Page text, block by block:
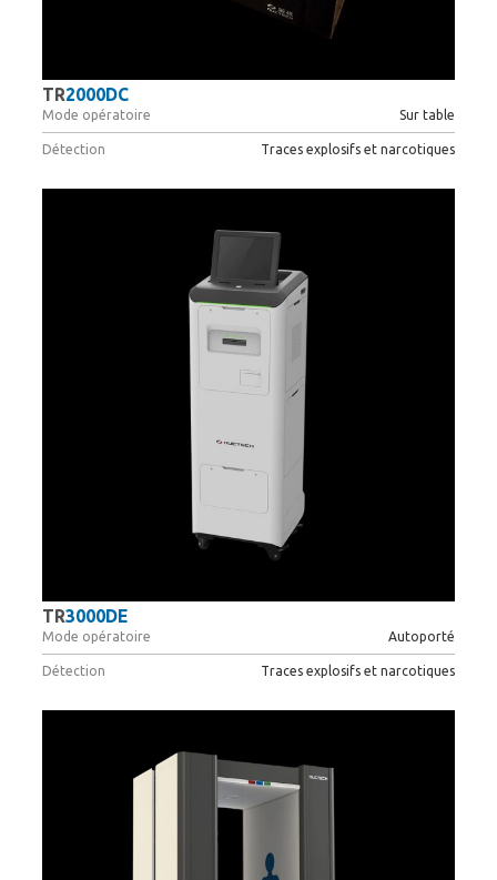
TR2000DC
Mode opératoire Sur table
Détection Traces explosifs et narcotiques
TR3000DE
Mode opératoire Autoporté
Détection Traces explosifs et narcotiques